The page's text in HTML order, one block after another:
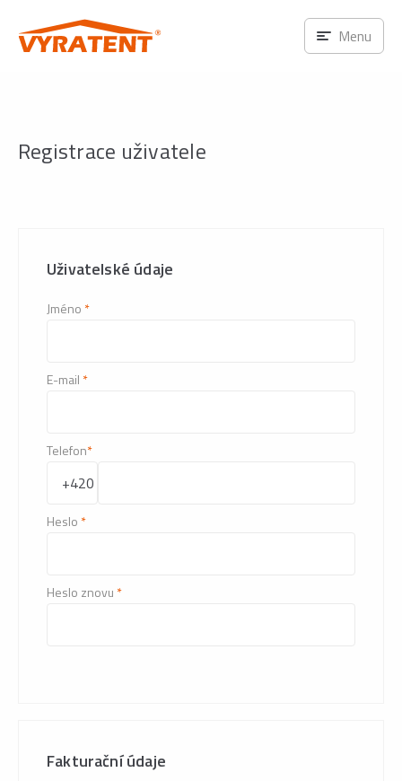
Registrace uživatele
Uživatelské údaje
Jméno *
E-mail *
Telefon*
Heslo *
Heslo znovu *
Fakturační údaje
Menu